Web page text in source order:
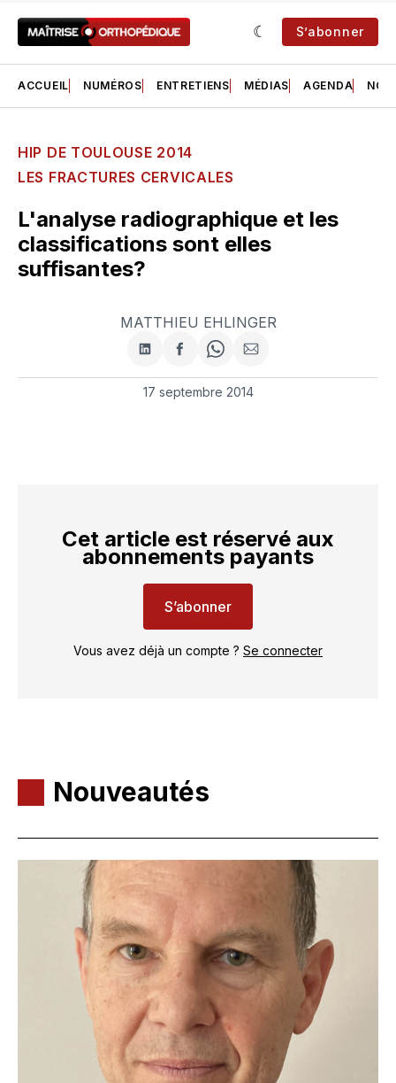
S’abonner
ACCUEIL NUMÉROS ENTRETIENS MÉDIAS AGENDA NOS
HIP DE TOULOUSE 2014
LES FRACTURES CERVICALES
L'analyse radiographique et les
classifications sont elles
suffisantes?
MATTHIEU EHLINGER
Partager
sur
LinkedIn
Partager
sur
Facebook
Share
on
WhatsApp
Partager
par
courriel
17 septembre 2014
Cet article est réservé aux
abonnements payants
S’abonner
Vous avez déjà un compte ? Se connecter
Nouveautés